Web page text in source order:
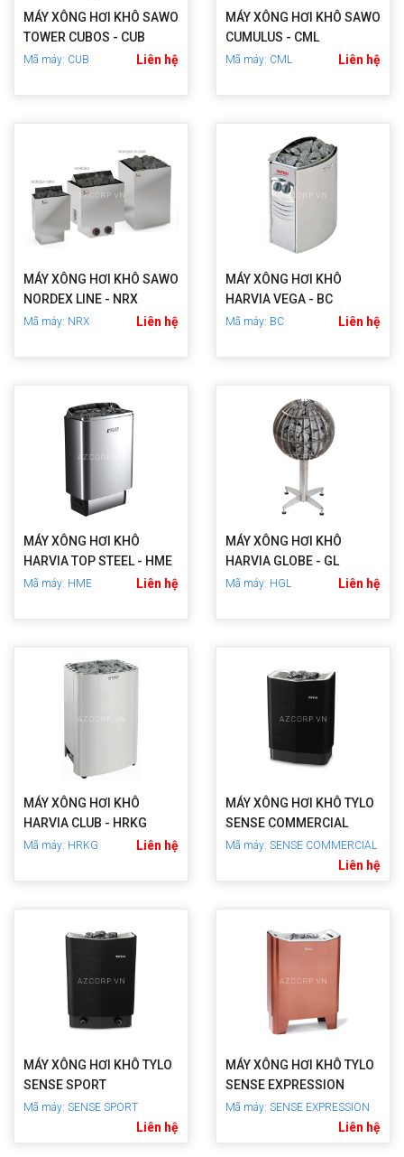
MÁY XÔNG HƠI KHÔ SAWO
TOWER CUBOS - CUB
Mã máy: CUB Liên hệ
MÁY XÔNG HƠI KHÔ SAWO
CUMULUS - CML
Mã máy: CML Liên hệ
MÁY XÔNG HƠI KHÔ SAWO
NORDEX LINE - NRX
Mã máy: NRX Liên hệ
MÁY XÔNG HƠI KHÔ
HARVIA VEGA - BC
Mã máy: BC Liên hệ
MÁY XÔNG HƠI KHÔ
HARVIA TOP STEEL - HME
Mã máy: HME Liên hệ
MÁY XÔNG HƠI KHÔ
HARVIA GLOBE - GL
Mã máy: HGL Liên hệ
MÁY XÔNG HƠI KHÔ
HARVIA CLUB - HRKG
Mã máy: HRKG Liên hệ
MÁY XÔNG HƠI KHÔ TYLO
SENSE COMMERCIAL
Mã máy: SENSE COMMERCIAL
Liên hệ
MÁY XÔNG HƠI KHÔ TYLO
SENSE SPORT
Mã máy: SENSE SPORT
Liên hệ
MÁY XÔNG HƠI KHÔ TYLO
SENSE EXPRESSION
Mã máy: SENSE EXPRESSION
Liên hệ